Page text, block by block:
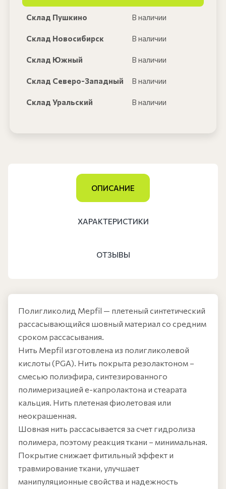
Склад Пушкино В наличии
Склад Новосибирск В наличии
Склад Южный В наличии
Склад Северо-Западный В наличии
Склад Уральский В наличии
ОПИСАНИЕ
ХАРАКТЕРИСТИКИ
ОТЗЫВЫ
Полигликолид Mepfil — плетеный синтетический
рассасывающийся шовный материал со средним
сроком рассасывания.
Нить Mepfil изготовлена из полигликолевой
кислоты (PGA). Нить покрыта резолактоном –
смесью полиэфира, синтезированного
полимеризацией e-капролактона и стеарата
кальция. Нить плетеная фиолетовая или
неокрашенная.
Шовная нить рассасывается за счет гидролиза
полимера, поэтому реакция ткани – минимальная.
Покрытие снижает фитильный эффект и
травмирование ткани, улучшает
манипуляционные свойства и надежность